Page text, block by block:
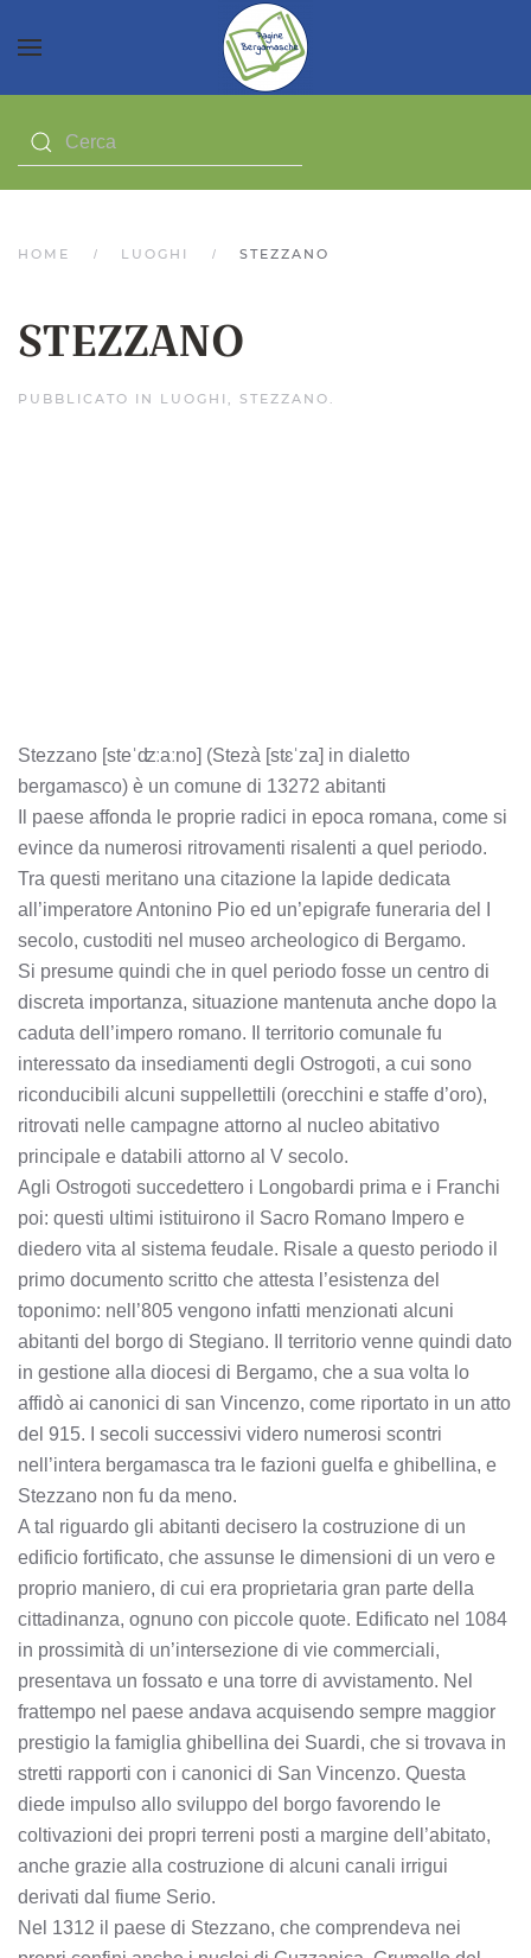
HOME LUOGHI STEZZANO
STEZZANO
PUBBLICATO IN LUOGHI , STEZZANO .
Stezzano [steˈʣːaːno] (Stezà [stɛˈza] in dialetto
bergamasco) è un comune di 13272 abitanti
Il paese affonda le proprie radici in epoca romana, come si
evince da numerosi ritrovamenti risalenti a quel periodo.
Tra questi meritano una citazione la lapide dedicata
all’imperatore Antonino Pio ed un’epigrafe funeraria del I
secolo, custoditi nel museo archeologico di Bergamo.
Si presume quindi che in quel periodo fosse un centro di
discreta importanza, situazione mantenuta anche dopo la
caduta dell’impero romano. Il territorio comunale fu
interessato da insediamenti degli Ostrogoti, a cui sono
riconducibili alcuni suppellettili (orecchini e staffe d’oro),
ritrovati nelle campagne attorno al nucleo abitativo
principale e databili attorno al V secolo.
Agli Ostrogoti succedettero i Longobardi prima e i Franchi
poi: questi ultimi istituirono il Sacro Romano Impero e
diedero vita al sistema feudale. Risale a questo periodo il
primo documento scritto che attesta l’esistenza del
toponimo: nell’805 vengono infatti menzionati alcuni
abitanti del borgo di Stegiano. Il territorio venne quindi dato
in gestione alla diocesi di Bergamo, che a sua volta lo
affidò ai canonici di san Vincenzo, come riportato in un atto
del 915. I secoli successivi videro numerosi scontri
nell’intera bergamasca tra le fazioni guelfa e ghibellina, e
Stezzano non fu da meno.
A tal riguardo gli abitanti decisero la costruzione di un
edificio fortificato, che assunse le dimensioni di un vero e
proprio maniero, di cui era proprietaria gran parte della
cittadinanza, ognuno con piccole quote. Edificato nel 1084
in prossimità di un’intersezione di vie commerciali,
presentava un fossato e una torre di avvistamento. Nel
frattempo nel paese andava acquisendo sempre maggior
prestigio la famiglia ghibellina dei Suardi, che si trovava in
stretti rapporti con i canonici di San Vincenzo. Questa
diede impulso allo sviluppo del borgo favorendo le
coltivazioni dei propri terreni posti a margine dell’abitato,
anche grazie alla costruzione di alcuni canali irrigui
derivati dal fiume Serio.
Nel 1312 il paese di Stezzano, che comprendeva nei